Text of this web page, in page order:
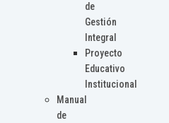
de
Gestión
Integral
Proyecto
Educativo
Institucional
Manual
de